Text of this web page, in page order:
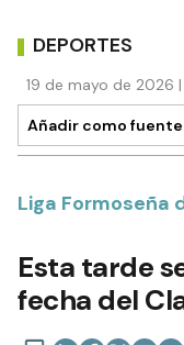
DEPORTES
19 de mayo de 2026
Añadir como fuente
Liga Formoseña
Esta tarde
fecha del